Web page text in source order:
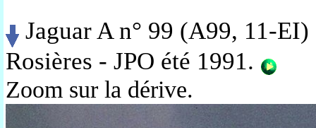
Jaguar A n° 99 (A99, 11-
Rosières - JPO été 1991.
Zoom sur la dérive.